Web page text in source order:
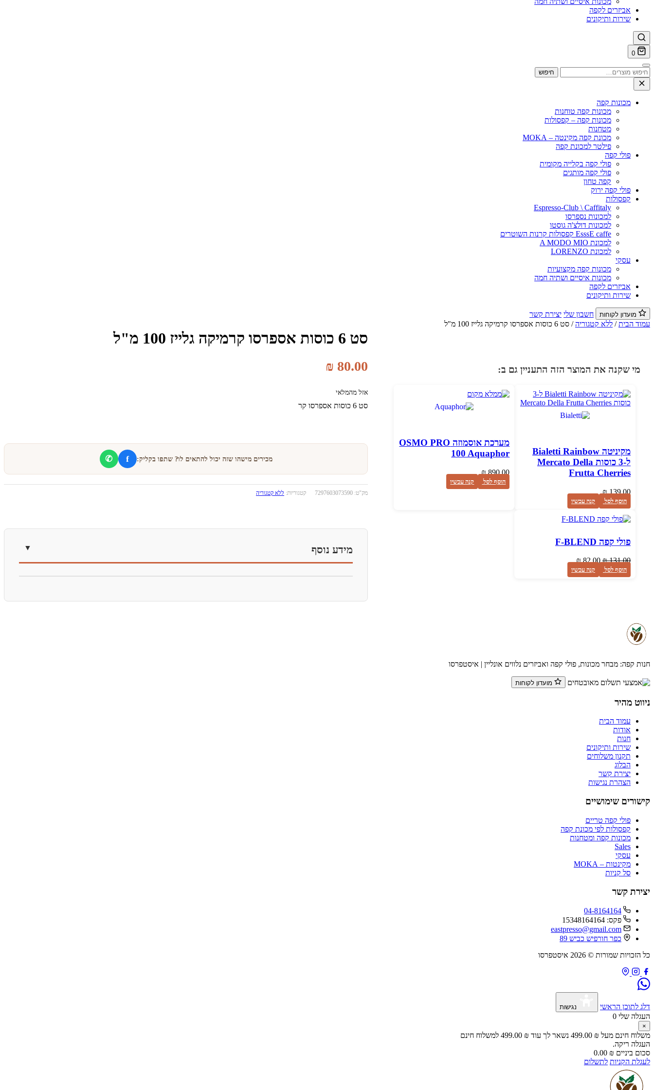
אביזרים לקפה
שירות ותיקונים
0
חיפוש
עבור:
חיפוש
מכונות קפה
מכונות קפה טוחנות
מכונות קפה – קפסולות
מטחנות
מכונת קפה מקינטה – MOKA
פילטר למכונת קפה
פולי קפה
פולי קפה בקלייה מקומית
פולי קפה מותגים
קפה טחון
פולי קפה ירוק
קפסולות
Espresso-Club \ Caffitaly
למכונות נספרסו
למכונות דולצ'ה גוסטו
EsssE caffe קפסולות קרנות השוטרים
למכונת A MODO MIO
למכונת LORENZO
עסקי
מכונות קפה מקצועיות
מכונות איסיים ושתיה חמה
אביזרים לקפה
שירות ותיקונים
חשבון שלי יצירת קשר
עמוד הבית/ ללא קטגוריה/ סט 6 כוסות אספרסו קרמיקה גלייז 100 מ"ל
מי שקנה את המוצר הזה התעניין גם ב:
מקיניטה Bialetti Rainbow
ל-3 כוסות Mercato Della
Frutta Cherries
₪139.00
הוסף לסל קנה עכשיו
מערכת אוסמוזה OSMO PRO
100 Aquaphor
₪890.00
הוסף לסל קנה עכשיו
פולי קפה F-BLEND
₪131.00
המחיר
המקורי
היה:
₪82.00 המחיר
הנוכחי
הוא:
הוסף לסל קנה עכשיו
סט 6 כוסות אספרסו קרמיקה גלייז 100 מ"ל
₪ 80.00
אזל מהמלאי
סט 6 כוסות אספרסו קר
מכירים מישהו שזה יכול להתאים לו? שתפו בקליק: f
✆
מק"ט: 7297603073590 קטגוריות: ללא קטגוריה
מידע נוסף
חנות קפה: מבחר מכונות, פולי קפה ואביזרים נלווים אונליין | איסטפרסו
ניווט מהיר
עמוד הבית
אודות
חנות
שירות ותיקונים
תקנון משלוחים
הבלוג
יצירת קשר
הצהרת נגישות
קישורים שימושיים
פולי קפה טריים
קפסולות לפי מכונת קפה
מכונות קפה ומטחנות
Sales
עסקי
מקינטות – MOKA
סל קניות
יצירת קשר
04-8164164
פקס: 15348164164
eastpresso@gmail.com
כפר חורפיש כביש 89
כל הזכויות שמורות © 2026 איסטפרסו
דלג לתוכן הראשי נגישות
העגלה שלי 0
×
משלוח חינם מעל ₪ נשאר לך עוד ₪
למשלוח חינם
העגלה ריקה.
סכום ביניים ₪
לעגלת הקניות לתשלום